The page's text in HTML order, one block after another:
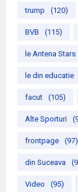
trump (120)
BVB (115)
le Antena Stars
le din educatie
facut (105)
Alte Sporturi
frontpage (97)
din Suceava
Video (95)